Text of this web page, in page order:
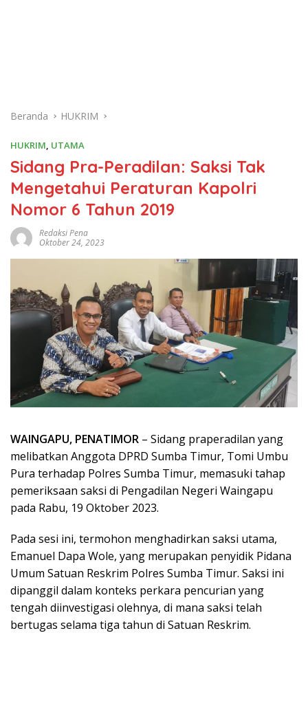
Beranda HUKRIM
HUKRIM, UTAMA
Sidang Pra-Peradilan: Saksi Tak
Mengetahui Peraturan Kapolri
Nomor 6 Tahun 2019
Redaksi Pena
Oktober 24, 2023
WAINGAPU, PENATIMOR – Sidang praperadilan yang
melibatkan Anggota DPRD Sumba Timur, Tomi Umbu
Pura terhadap Polres Sumba Timur, memasuki tahap
pemeriksaan saksi di Pengadilan Negeri Waingapu
pada Rabu, 19 Oktober 2023.
Pada sesi ini, termohon menghadirkan saksi utama,
Emanuel Dapa Wole, yang merupakan penyidik Pidana
Umum Satuan Reskrim Polres Sumba Timur. Saksi ini
dipanggil dalam konteks perkara pencurian yang
tengah diinvestigasi olehnya, di mana saksi telah
bertugas selama tiga tahun di Satuan Reskrim.